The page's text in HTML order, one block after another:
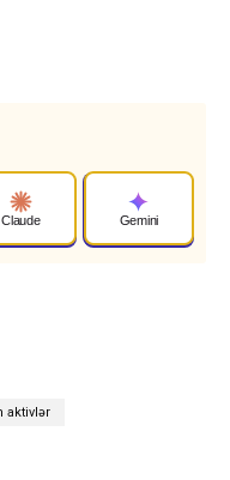
Claude Gemini
aktivlər